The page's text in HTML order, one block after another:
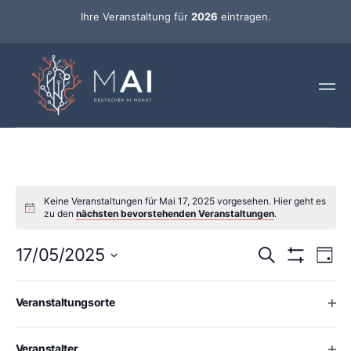
Ihre Veranstaltung für 2026 eintragen.
Keine Veranstaltungen für Mai 17, 2025 vorgesehen. Hier geht es
zu den nächsten bevorstehenden Veranstaltungen.
Such-
Suche Tag
17/05/2025
any
Veranstaltungsorte
Vorheriger Tag